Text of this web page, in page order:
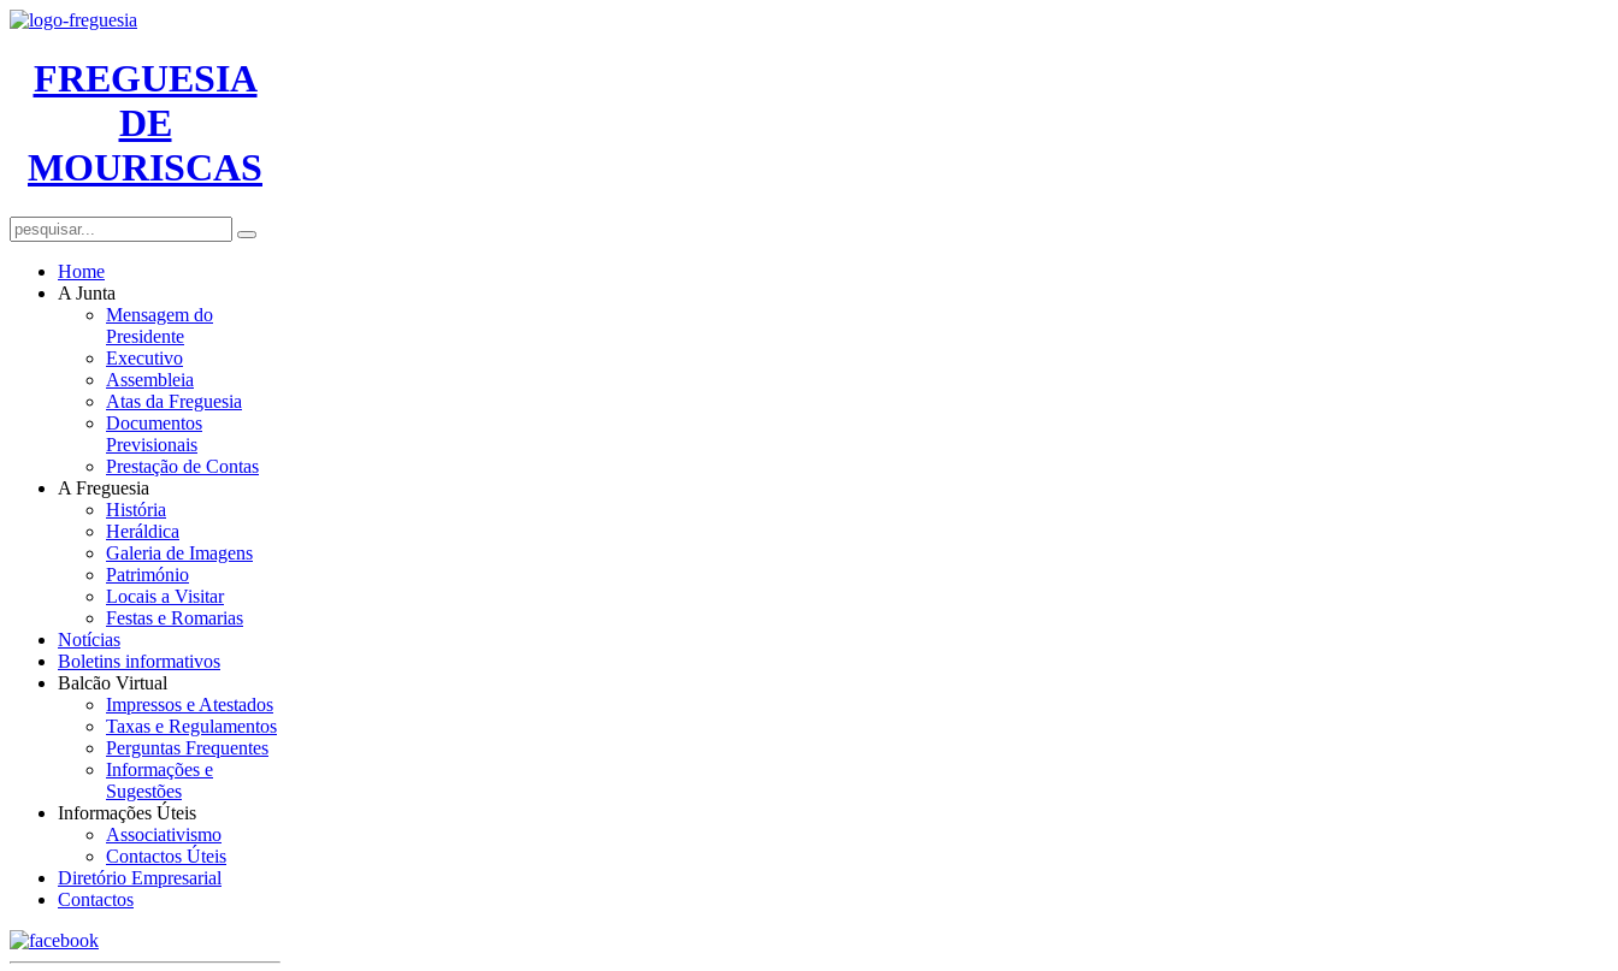
FREGUESIA
DE
MOURISCAS
Home
A Junta
Mensagem do
Presidente
Executivo
Assembleia
Atas da Freguesia
Documentos
Previsionais
Prestação de Contas
A Freguesia
História
Heráldica
Galeria de Imagens
Património
Locais a Visitar
Festas e Romarias
Notícias
Boletins informativos
Balcão Virtual
Impressos e Atestados
Taxas e Regulamentos
Perguntas Frequentes
Informações e
Sugestões
Informações Úteis
Associativismo
Contactos Úteis
Diretório Empresarial
Contactos